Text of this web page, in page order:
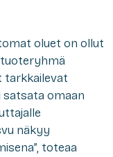
oluet on ollut
tarkkailevat
satsata omaan
näkyy
toteaa